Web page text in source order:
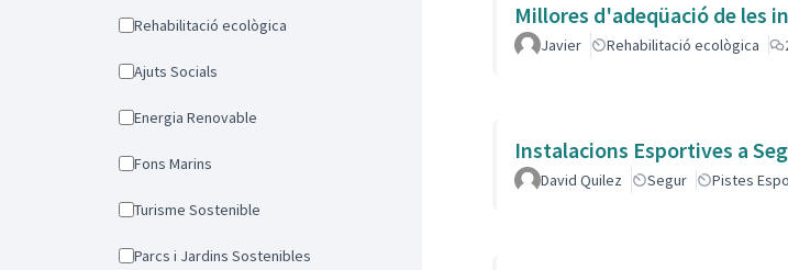
Rehabilitació ecològica
Ajuts Socials
Energia Renovable
Fons Marins
Turisme Sostenible
Parcs i Jardins Sostenibles
Millores d'adeqüació de les
Javier Rehabilitació ecològica
Instalacions Esportives a
David Quilez Segur Pistes